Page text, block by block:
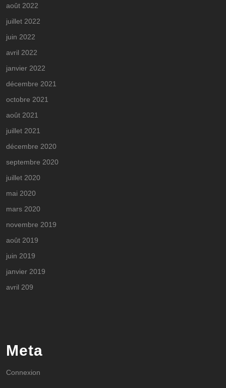
août 2022
juillet 2022
juin 2022
avril 2022
janvier 2022
décembre 2021
octobre 2021
août 2021
juillet 2021
décembre 2020
septembre 2020
juillet 2020
mai 2020
mars 2020
novembre 2019
août 2019
juin 2019
janvier 2019
avril 209
Meta
Connexion